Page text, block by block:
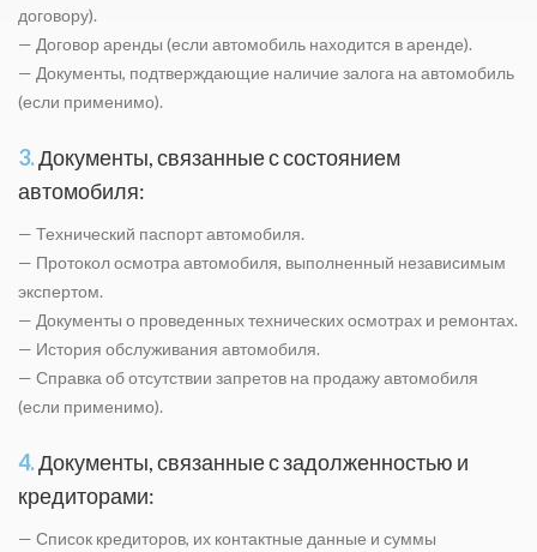
договору).
— Договор аренды (если автомобиль находится в аренде).
— Документы, подтверждающие наличие залога на автомобиль
(если применимо).
3.Документы, связанные с состоянием
автомобиля:
— Технический паспорт автомобиля.
— Протокол осмотра автомобиля, выполненный независимым
экспертом.
— Документы о проведенных технических осмотрах и ремонтах.
— История обслуживания автомобиля.
— Справка об отсутствии запретов на продажу автомобиля
(если применимо).
4.Документы, связанные с задолженностью и
кредиторами:
— Список кредиторов, их контактные данные и суммы